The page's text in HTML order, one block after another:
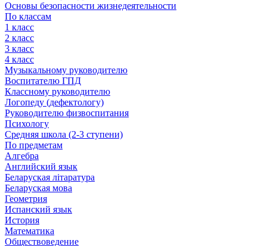
Основы безопасности жизнедеятельности
По классам
1 класс
2 класс
3 класс
4 класс
Музыкальному руководителю
Воспитателю ГПД
Классному руководителю
Логопеду (дефектологу)
Руководителю физвоспитания
Психологу
Средняя школа (2-3 ступени)
По предметам
Алгебра
Английский язык
Беларуская літаратура
Беларуская мова
Геометрия
Испанский язык
История
Математика
Обществоведение